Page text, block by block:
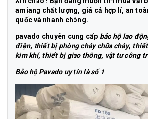
amiang chất lượng, giá cả hợp lí, an
quốc và nhanh chóng.
pavado chuyên cung cấp bảo hộ lao
điện, thiết bị phòng cháy chữa cháy, thiết
kim khí, thiết bị giao thông, vật tư công
Bảo hộ Pavadouy tín là số 1